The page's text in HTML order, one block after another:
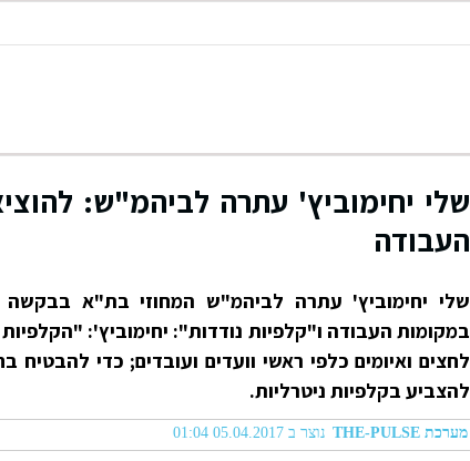
שלי יחימוביץ' עתרה לביהמ"ש:
העבודה
שלי יחימוביץ' עתרה לביהמ"ש המחוזי בת"א
במקומות העבודה ו"קלפיות נודדות": יחימוביץ':
לחצים ואיומים כלפי ראשי וועדים ועובדים; כדי להבטיח
להצביע בקלפיות ניטרליות.
מערכת THE-PULSE נוצר ב 05.04.2017 01:04